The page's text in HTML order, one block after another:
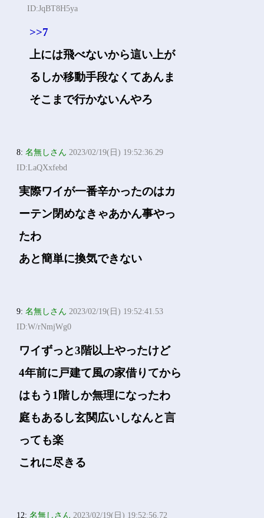
ID:JqBT8H5ya
>>7
上には飛べないから這い上が
るしか移動手段なくてあんま
そこまで行かないんやろ
8:名無しさん 2023/02/19(日) 19:52:36.29
ID:LaQXxfebd
実際ワイが一番辛かったのはカ
ーテン閉めなきゃあかん事やっ
たわ
あと簡単に換気できない
9:名無しさん 2023/02/19(日) 19:52:41.53
ID:W/rNmjWg0
ワイずっと3階以上やったけど
4年前に戸建て風の家借りてから
はもう1階しか無理になったわ
庭もあるし玄関広いしなんと言
っても楽
これに尽きる
12:名無しさん 2023/02/19(日) 19:52:56.72